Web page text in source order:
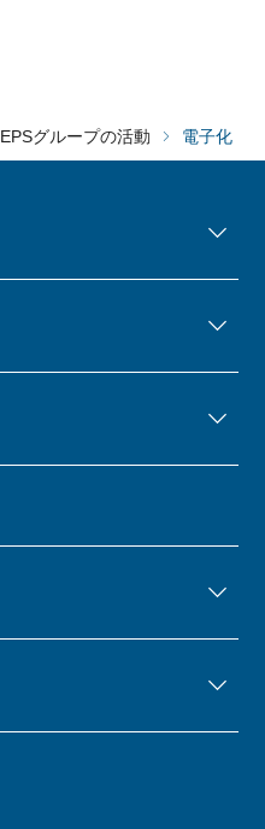
EPSグループの活動 電子化・